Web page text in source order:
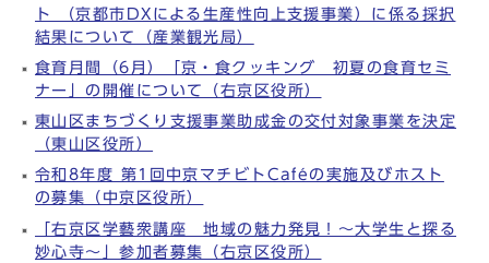
ト （京都市DXによる生産性向上支援事業）に係る採択
結果について（産業観光局）
食育月間（6月）「京・食クッキング 初夏の食育セミ
ナー」の開催について（右京区役所）
東山区まちづくり支援事業助成金の交付対象事業を決定
（東山区役所）
令和8年度 第1回中京マチビトCaféの実施及びホスト
の募集（中京区役所）
「右京区学藝衆講座 地域の魅力発見！～大学生と探る
妙心寺～」参加者募集（右京区役所）